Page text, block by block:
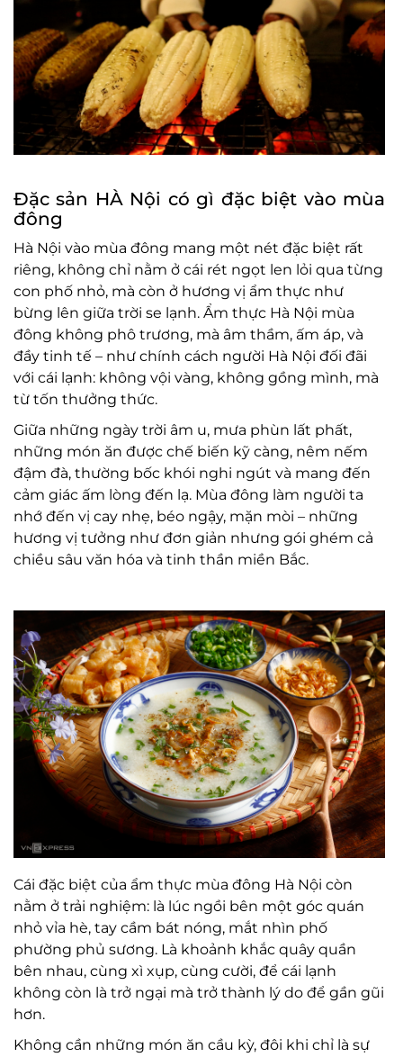
Đặc sản HÀ Nội có gì đặc biệt vào mùa
đông
Hà Nội vào mùa đông mang một nét đặc biệt rất
riêng, không chỉ nằm ở cái rét ngọt len lỏi qua từng
con phố nhỏ, mà còn ở hương vị ẩm thực như
bừng lên giữa trời se lạnh. Ẩm thực Hà Nội mùa
đông không phô trương, mà âm thầm, ấm áp, và
đầy tinh tế – như chính cách người Hà Nội đối đãi
với cái lạnh: không vội vàng, không gồng mình, mà
từ tốn thưởng thức.
Giữa những ngày trời âm u, mưa phùn lất phất,
những món ăn được chế biến kỹ càng, nêm nếm
đậm đà, thường bốc khói nghi ngút và mang đến
cảm giác ấm lòng đến lạ. Mùa đông làm người ta
nhớ đến vị cay nhẹ, béo ngậy, mặn mòi – những
hương vị tưởng như đơn giản nhưng gói ghém cả
chiều sâu văn hóa và tinh thần miền Bắc.
Cái đặc biệt của ẩm thực mùa đông Hà Nội còn
nằm ở trải nghiệm: là lúc ngồi bên một góc quán
nhỏ vỉa hè, tay cầm bát nóng, mắt nhìn phố
phường phủ sương. Là khoảnh khắc quây quần
bên nhau, cùng xì xụp, cùng cười, để cái lạnh
không còn là trở ngại mà trở thành lý do để gần gũi
hơn.
Không cần những món ăn cầu kỳ, đôi khi chỉ là sự